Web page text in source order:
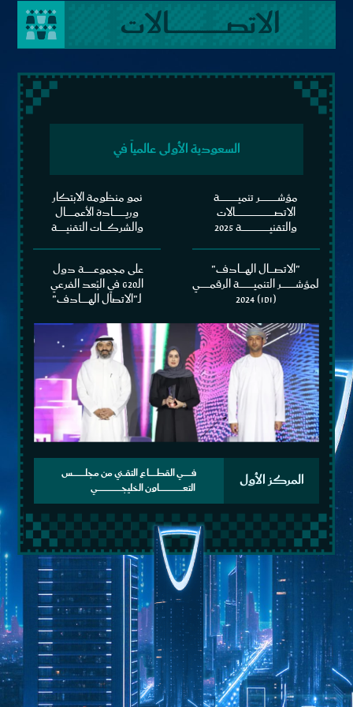
الاتصــــــــــــــــــــــــالات
السعودية الأولى عالمياً في
مؤشــــــــــــــــــــــر تنميـــــــــــــــــــــــة
الاتصــــــــــــــــــــــــــــــــــــــــــــــــــالات
والتقنيـــــــــــــــــــــــــــــــــــة 2025
"الاتصـــــــال الهـــــــادف"
لمؤشــــــــــــــــــر التنميــــــــــــــــــة الرقمــــــــــــي
(IDI) 2024
نمو منظومة الابتكار
وريــــــــــــــــادة الأعمـــــــــــال
والشركـــــــات التقنيـــــــــــة
على مجموعــــــــــــة دول
الـG20 في البُعد الفرعي
لـ"الاتصال الهــــــــــادف"
المركز الأول
فــــــــــي القطــــــــــاع التقـــني من مجلــــــــــــــــس
التعــــــــــــــــــــــــــــــاون الخليجــــــــــــــــــــــــــــــي